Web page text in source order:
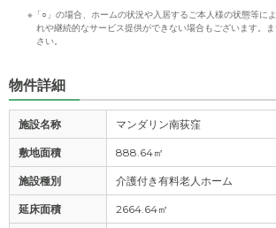
※「○」の場合、ホームの状況や入居するご本人様の状態等に
れや継続的なサービス提供ができない場合もございます。
さい。
物件詳細
施設名称 マンダリン南荻窪
敷地面積 888.64㎡
施設種別 介護付き有料老人ホーム
延床面積 2664.64㎡